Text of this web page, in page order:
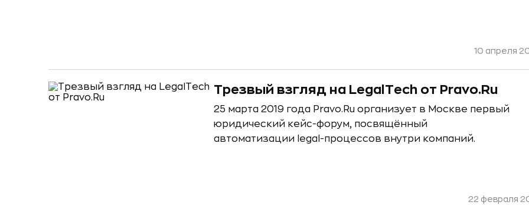
10 апреля
Трезвый взгляд на LegalTech от Pravo.Ru
25 марта 2019 года Pravo.Ru организует в Москве первый
юридический кейс-форум, посвящённый
автоматизации legal-процессов внутри компаний.
22 февраля